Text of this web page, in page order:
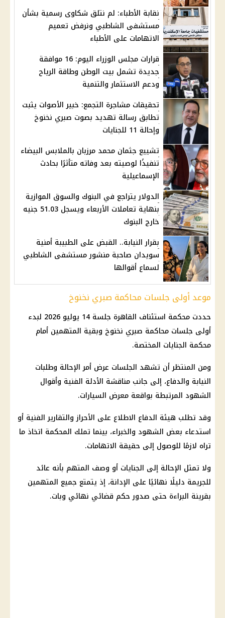
نقابة الأطباء: لم نتلق شكاوى رسمية بشأن
مستشفى الشاطبي ونرفض تعميم
الاتهامات على الأطباء
قرارات مجلس الوزراء اليوم: 16 موافقة
جديدة تشمل بيت الوطن وطاقة الرياح
ودعم الاستثمار والتنمية
تحقيقات مشاجرة التجمع: خبير الأصوات يثبت
تطابق رسالة تهديد بصوت صبري نخنوخ
وإحالة 11 للجنايات
تشييع جثمان محمد مرزبان بالملابس البيضاء
تنفيذًا لوصيته بعد وفاته متأثرًا بحادث
الإسماعيلية
الدولار يتراجع في البنوك والسوق الموازية
بنهاية تعاملات الأربعاء ويسجل 51.03 جنيه
خارج البنوك
بقرار النيابة.. القبض على الطبيبة أمنية
سويدان صاحبة منشور مستشفى الشاطبي
لسماع أقوالها
موعد أولى جلسات محاكمة صبري نخنوخ
حددت محكمة استئناف القاهرة جلسة 14 يوليو
2026 لبدء
أولى جلسات محاكمة صبري نخنوخ وبقية المتهمين أمام
محكمة الجنايات المختصة.
ومن المنتظر أن تشهد الجلسات عرض أمر الإحالة وطلبات
النيابة والدفاع، إلى جانب مناقشة الأدلة الفنية وأقوال
الشهود المرتبطة بواقعة معرض السيارات.
وقد تطلب هيئة الدفاع الاطلاع على الأحراز والتقارير الفنية أو
استدعاء بعض الشهود والخبراء، بينما تملك المحكمة اتخاذ ما
تراه لازمًا للوصول إلى حقيقة الاتهامات.
ولا تمثل الإحالة إلى الجنايات أو وصف المتهم بأنه عائد
للجريمة دليلًا نهائيًا على الإدانة، إذ يتمتع جميع المتهمين
بقرينة البراءة حتى صدور حكم قضائي نهائي وبات.